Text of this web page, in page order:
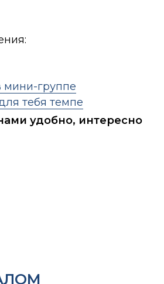
удобно, интересно
мини-группе
тебя темпе